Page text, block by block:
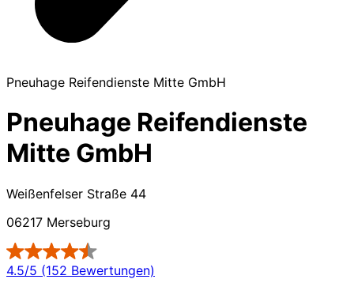
Pneuhage Reifendienste Mitte GmbH
Pneuhage Reifendienste
Mitte GmbH
Weißenfelser Straße 44
06217 Merseburg
4.5/5 (152 Bewertungen)